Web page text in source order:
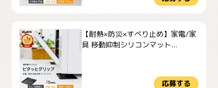
【耐熱×防災×すべり止め】家電/家
具 移動抑制シリコンマット...
応募する